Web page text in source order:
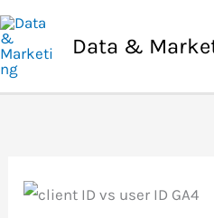
Aller
au
contenu
Data &